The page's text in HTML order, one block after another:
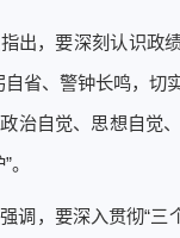
出，要深刻认识政
自省、警钟长鸣，切
治自觉、思想自觉
。
调，要深入贯彻“三